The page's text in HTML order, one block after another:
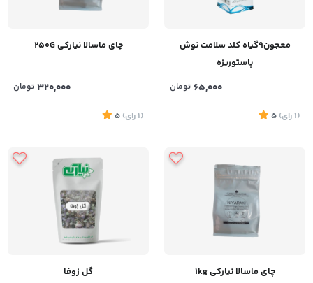
معجون9گیاه کلد سلامت نوش
پاستوریزه
65,000 تومان
(1 رای)
5
چای ماسالا نیارکی 250G
320,000 تومان
(1 رای)
5
چای ماسالا نیارکی 1kg گل زوفا